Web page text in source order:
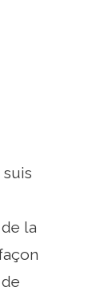
la